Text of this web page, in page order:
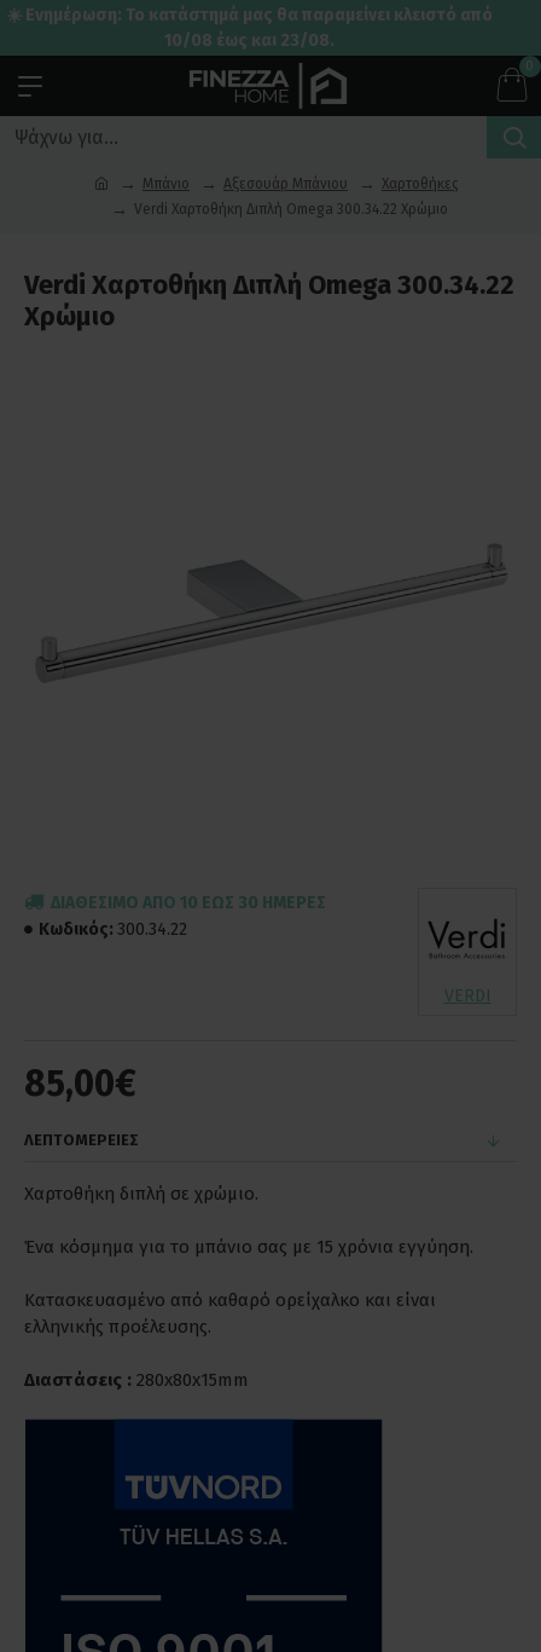
☀️ Ενημέρωση: Το κατάστημά μας θα παραμείνει κλειστό από
10/08 έως και 23/08.
0
Μπάνιο Αξεσουάρ Μπάνιου
Χαρτοθήκες
Verdi Χαρτοθήκη Διπλή Omega 300.34.22 Χρώμιο
Verdi Χαρτοθήκη Διπλή Omega 300.34.22
Χρώμιο
85,00€
ΔΙΑΘΈΣΙΜΟ ΑΠΌ 10 ΈΩΣ 30 ΗΜΈΡΕΣ
Κωδικός: 300.34.22
VERDI
ΛΕΠΤΟΜΕΡΕΙΕΣ
Χαρτοθήκη διπλή σε χρώμιο.
Ένα κόσμημα για το μπάνιο σας με 15 χρόνια εγγύηση.
Κατασκευασμένο από καθαρό ορείχαλκο και είναι
ελληνικής προέλευσης.
Διαστάσεις : 280x80x15mm